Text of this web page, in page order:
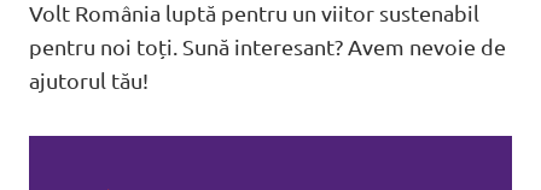
Volt România luptă pentru un viitor sustenabil
pentru noi toți. Sună interesant? Avem nevoie de
ajutorul tău!